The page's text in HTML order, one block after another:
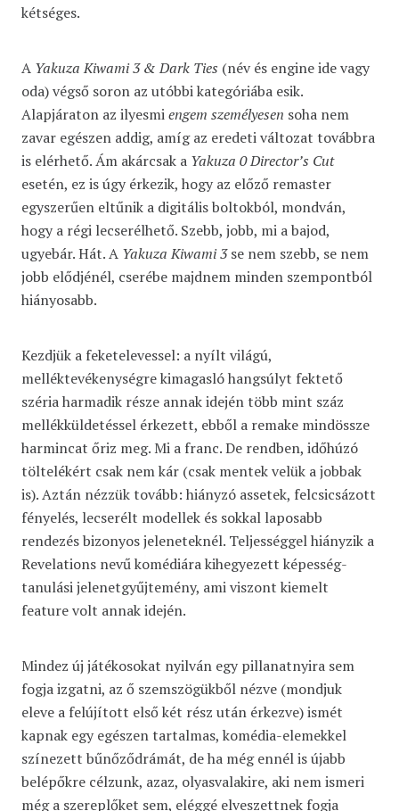
kétséges.
A Yakuza Kiwami 3 & Dark Ties (név és engine ide vagy
oda) végső soron az utóbbi kategóriába esik.
Alapjáraton az ilyesmiengem személyesen soha nem
zavar egészen addig, amíg az eredeti változat továbbra
is elérhető. Ám akárcsak a Yakuza 0 Director’s Cut
esetén, ez is úgy érkezik, hogy az előző remaster
egyszerűen eltűnik a digitális boltokból, mondván,
hogy a régi lecserélhető. Szebb, jobb, mi a bajod,
ugyebár. Hát. A Yakuza Kiwami 3se nem szebb, se nem
jobb elődjénél, cserébe majdnem minden szempontból
hiányosabb.
Kezdjük a feketelevessel: a nyílt világú,
melléktevékenységre kimagasló hangsúlyt fektető
széria harmadik része annak idején több mint száz
mellékküldetéssel érkezett, ebből a remake mindössze
harmincat őriz meg. Mi a franc. De rendben, időhúzó
töltelékért csak nem kár (csak mentek velük a jobbak
is). Aztán nézzük tovább: hiányzó assetek, felcsicsázott
fényelés, lecserélt modellek és sokkal laposabb
rendezés bizonyos jeleneteknél. Teljességgel hiányzik a
Revelations nevű komédiára kihegyezett képesség-
tanulási jelenetgyűjtemény, ami viszont kiemelt
feature volt annak idején.
Mindez új játékosokat nyilván egy pillanatnyira sem
fogja izgatni, az ő szemszögükből nézve (mondjuk
eleve a felújított első két rész után érkezve) ismét
kapnak egy egészen tartalmas, komédia-elemekkel
színezett bűnőződrámát, de ha még ennél is újabb
belépőkre célzunk, azaz, olyasvalakire, aki nem ismeri
még a szereplőket sem, eléggé elveszettnek fogja